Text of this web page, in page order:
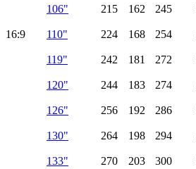
16:9
106" 215 162 245
110" 224 168 254
119" 242 181 272
120" 244 183 274
126" 256 192 286
130" 264 198 294
133" 270 203 300